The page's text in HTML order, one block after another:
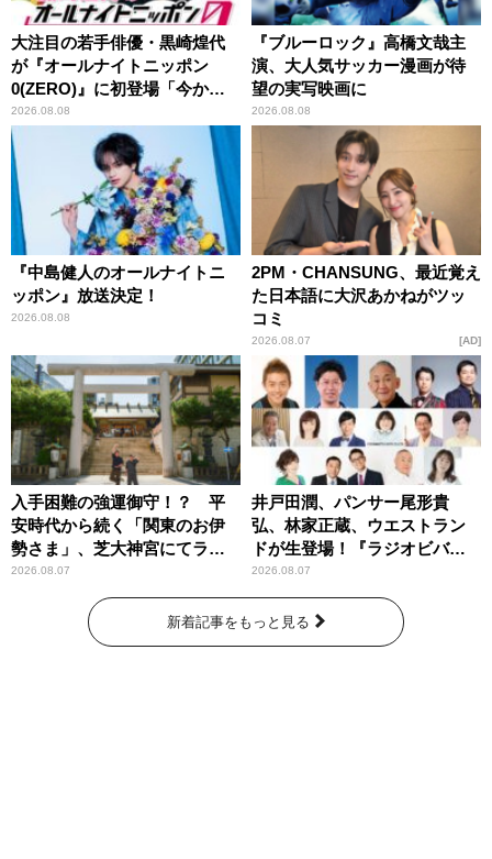
大注目の若手俳優・黒崎煌代
が『オールナイトニッポン
0(ZERO)』に初登場「今から
とてもワクワクしておりま
す！」
2026.08.08
『ブルーロック』高橋文哉主
演、大人気サッカー漫画が待
望の実写映画に
2026.08.08
『中島健人のオールナイトニ
ッポン』放送決定！
2026.08.08
2PM・CHANSUNG、最近覚え
た日本語に大沢あかねがツッ
コミ
2026.08.07 AD
入手困難の強運御守！？ 平
安時代から続く「関東のお伊
勢さま」、芝大神宮にてラン
パンプスが合格祈願！
2026.08.07
井戸田潤、パンサー尾形貴
弘、林家正蔵、ウエストラン
ドが生登場！『ラジオビバリ
ー昼ズ』
2026.08.07
新着記事をもっと見る